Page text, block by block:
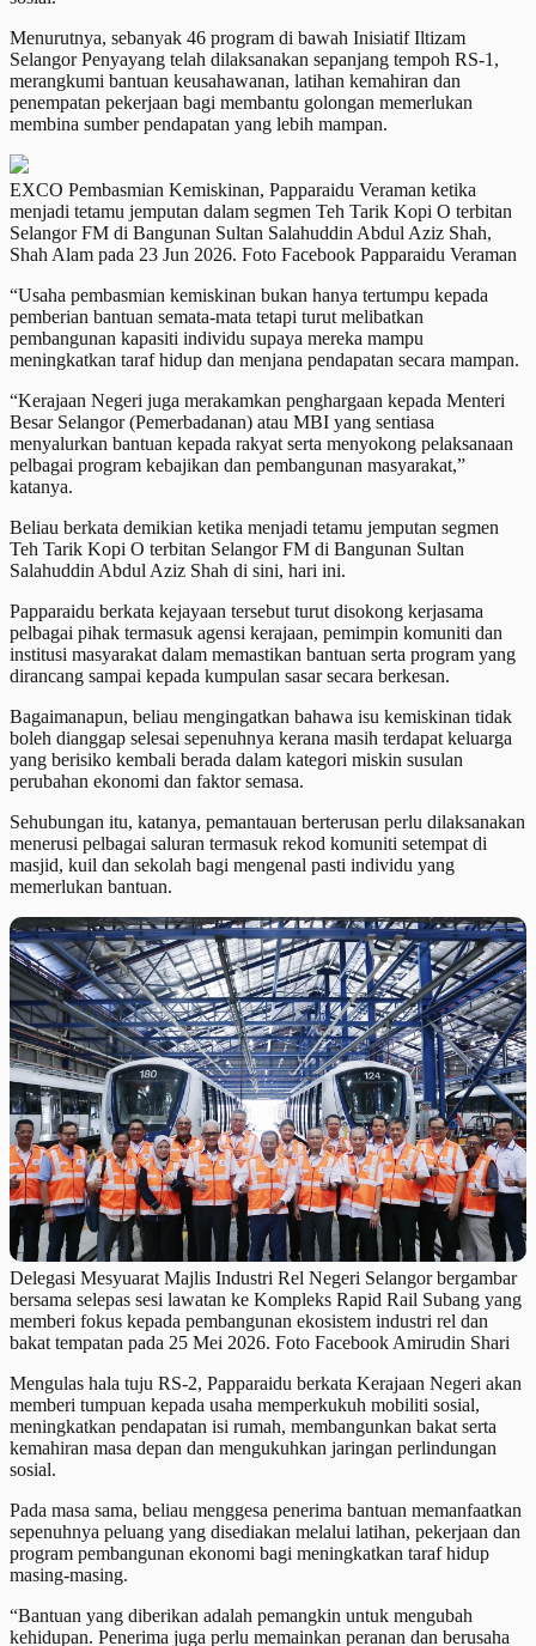
Menurutnya, sebanyak 46 program di bawah Inisiatif Iltizam
Selangor Penyayang telah dilaksanakan sepanjang tempoh RS-1,
merangkumi bantuan keusahawanan, latihan kemahiran dan
penempatan pekerjaan bagi membantu golongan memerlukan
membina sumber pendapatan yang lebih mampan.
EXCO Pembasmian Kemiskinan, Papparaidu Veraman ketika
menjadi tetamu jemputan dalam segmen Teh Tarik Kopi O terbitan
Selangor FM di Bangunan Sultan Salahuddin Abdul Aziz Shah,
Shah Alam pada 23 Jun 2026. Foto Facebook Papparaidu Veraman
“Usaha pembasmian kemiskinan bukan hanya tertumpu kepada
pemberian bantuan semata-mata tetapi turut melibatkan
pembangunan kapasiti individu supaya mereka mampu
meningkatkan taraf hidup dan menjana pendapatan secara mampan.
“Kerajaan Negeri juga merakamkan penghargaan kepada Menteri
Besar Selangor (Pemerbadanan) atau MBI yang sentiasa
menyalurkan bantuan kepada rakyat serta menyokong pelaksanaan
pelbagai program kebajikan dan pembangunan masyarakat,”
katanya.
Beliau berkata demikian ketika menjadi tetamu jemputan segmen
Teh Tarik Kopi O terbitan Selangor FM di Bangunan Sultan
Salahuddin Abdul Aziz Shah di sini, hari ini.
Papparaidu berkata kejayaan tersebut turut disokong kerjasama
pelbagai pihak termasuk agensi kerajaan, pemimpin komuniti dan
institusi masyarakat dalam memastikan bantuan serta program yang
dirancang sampai kepada kumpulan sasar secara berkesan.
Bagaimanapun, beliau mengingatkan bahawa isu kemiskinan tidak
boleh dianggap selesai sepenuhnya kerana masih terdapat keluarga
yang berisiko kembali berada dalam kategori miskin susulan
perubahan ekonomi dan faktor semasa.
Sehubungan itu, katanya, pemantauan berterusan perlu dilaksanakan
menerusi pelbagai saluran termasuk rekod komuniti setempat di
masjid, kuil dan sekolah bagi mengenal pasti individu yang
memerlukan bantuan.
Delegasi Mesyuarat Majlis Industri Rel Negeri Selangor bergambar
bersama selepas sesi lawatan ke Kompleks Rapid Rail Subang yang
memberi fokus kepada pembangunan ekosistem industri rel dan
bakat tempatan pada 25 Mei 2026. Foto Facebook Amirudin Shari
Mengulas hala tuju RS-2, Papparaidu berkata Kerajaan Negeri akan
memberi tumpuan kepada usaha memperkukuh mobiliti sosial,
meningkatkan pendapatan isi rumah, membangunkan bakat serta
kemahiran masa depan dan mengukuhkan jaringan perlindungan
sosial.
Pada masa sama, beliau menggesa penerima bantuan memanfaatkan
sepenuhnya peluang yang disediakan melalui latihan, pekerjaan dan
program pembangunan ekonomi bagi meningkatkan taraf hidup
masing-masing.
“Bantuan yang diberikan adalah pemangkin untuk mengubah
kehidupan. Penerima juga perlu memainkan peranan dan berusaha